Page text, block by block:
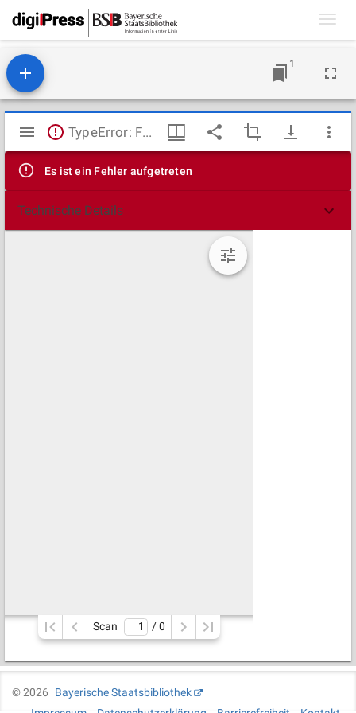
1
Mirador
Viewer
TypeError: Failed to fetch
Es ist ein Fehler aufgetreten
Technische Details
Scan / 0
©2026
Bayerische Staatsbibliothek